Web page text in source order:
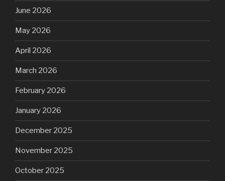
June 2026
May 2026
April 2026
March 2026
February 2026
January 2026
December 2025
November 2025
October 2025